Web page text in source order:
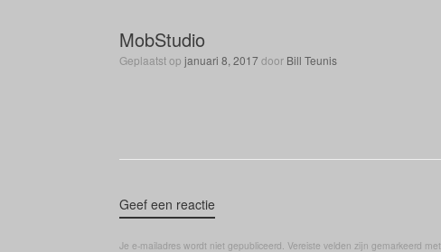
MobStudio
Geplaatst op januari 8, 2017door Bill Teunis
Geef een reactie
Je e-mailadres wordt niet gepubliceerd. Vereiste velden zijn gemarkeerd met